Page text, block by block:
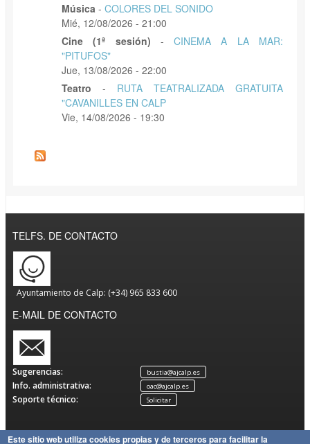
Música - COLORES DEL SONIDO
Mié, 12/08/2026 - 21:00
Cine (1ª sesión)
-CINEMA A LA MAR:
"PITUFOS"
Jue, 13/08/2026 - 22:00
Teatro
- RUTA TEATRALIZADA GRATUITA
"CAVANILLES EN CALP
Vie, 14/08/2026 - 19:30
TELFS. DE CONTACTO
Ayuntamiento de Calp: (+34) 965 833 600
E-MAIL DE CONTACTO
Sugerencias: bustia@ajcalp.es
Info. administrativa: oac@ajcalp.es
Soporte técnico: Solicitar
Este sitio web utiliza cookies propias y de terceros para facilitar la